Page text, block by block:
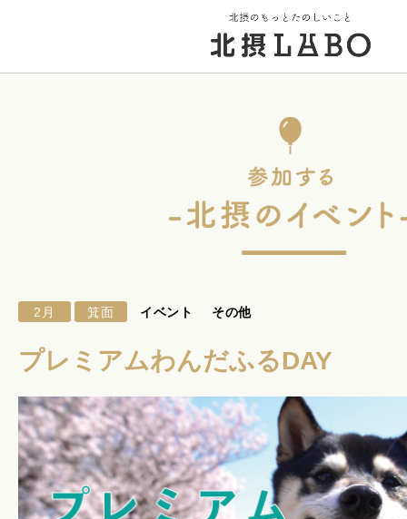
北摂 PLAY SPOT
暮らしのこと
2月 箕面 イベント その他
プレミアムわんだふるDAY